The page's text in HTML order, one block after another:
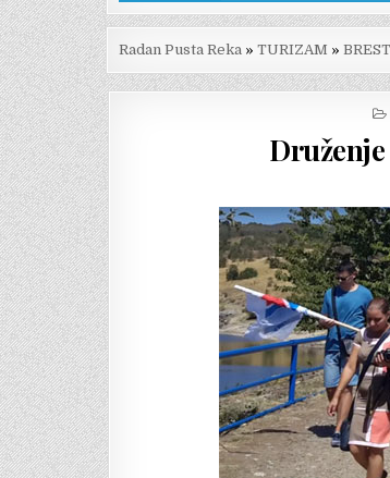
Radan Pusta Reka » TURIZAM »